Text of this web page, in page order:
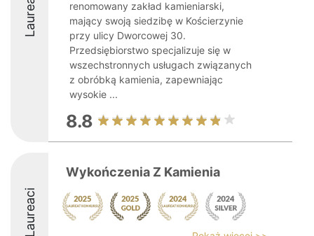
Laureaci
renomowany zakład kamieniarski,
mający swoją siedzibę w Kościerzynie
przy ulicy Dworcowej 30.
Przedsiębiorstwo specjalizuje się w
wszechstronnych usługach związanych
z obróbką kamienia, zapewniając
wysokie ...
8.8
Laureaci
Wykończenia Z Kamienia